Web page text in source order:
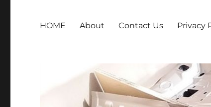
HOME About Contact Us Privacy